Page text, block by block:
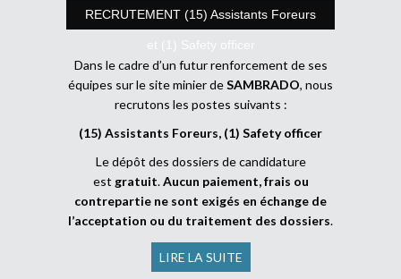
RECRUTEMENT (15) Assistants Foreurs
et (1) Safety officer
Dans le cadre d’un futur renforcement de ses
équipes sur le site minier deSAMBRADO, nous
recrutons les postes suivants :
(15) Assistants Foreurs, (1) Safety officer
Le dépôt des dossiers de candidature
est gratuit.Aucun paiement, frais ou
contrepartie ne sont exigés en échange de
l’acceptation ou du traitement des dossiers.
LIRE LA SUITE